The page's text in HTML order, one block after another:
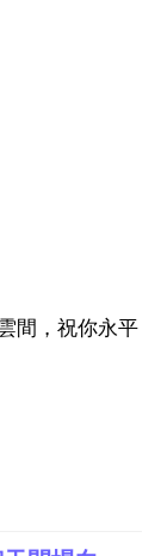
間，祝你永平